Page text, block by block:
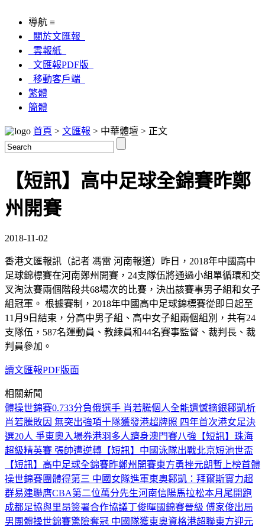
導航 ≡
關於文匯報
雲報紙
文匯報PDF版
移動客戶端
繁體
簡體
首頁 > 文匯報 > 中華體壇 > 正文
【短訊】高中足球全錦賽昨鄭
州開賽
2018-11-02
香港文匯報訊（記者 馮雷 河南報道）昨日，2018年中國高中
足球錦標賽在河南鄭州開賽，24支隊伍將通過小組單循環和交
叉淘汰賽兩個階段共68場次的比賽，決出該賽事男子組和女子
組冠軍。 根據賽制，2018年中國高中足球錦標賽從即日起至
11月9日結束，分高中男子組、高中女子組兩個組別，共有24
支隊伍，587名運動員、教練員和44名賽事監督、裁判長、裁
判員參加。
讀文匯報PDF版面
相關新聞
體操世錦賽0.733分負俄選手 肖若騰個人全能遺憾摘銀鄒凱析
肖若騰敗因 無突出強項十隊獲發港超牌照 四年首次港女足決
選20人 爭東奧入場券港羽多人躋身澳門賽八強 【短訊】珠海
超級精英賽 張帥遭逆轉 【短訊】中國泳隊出戰北京短池世盃
【短訊】高中足球全錦賽昨鄭州開賽東方勇挫元朗暫上榜首體
操世錦賽團體得第三 中國女隊進軍東奧鄒凱：拜爾斯實力超
群易建聯膺CBA第二位萬分先生河南信陽馬拉松本月尾開跑
成都足協與里昂簽署合作協議丁俊暉國錦賽晉級 傅家俊出局
男團體操世錦賽驚險奪冠 中國隊獲東奧資格港超聯東方迎元